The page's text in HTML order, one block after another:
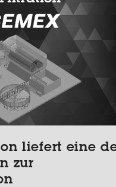
liefert eine
zur